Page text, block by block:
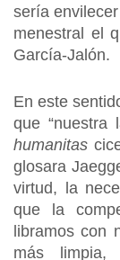
sería
menestral el
García-Jalón.
En este
que
humanitas
glosara
virtud, la
que la
libramos con
más limpia,